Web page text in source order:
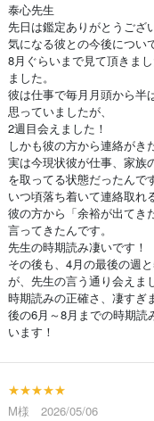
泰心先生
先日は鑑定ありがとうござ
気になる彼との今後につい
8月ぐらいまで見て頂きま
ました。
彼は仕事で毎月月頭から半
思っていましたが、
2週目会えました！
しかも彼の方から連絡がき
実は今現状彼が仕事、家族
を取ってる状態だったんです
いつ頃落ち着いて連絡取れ
彼の方から「余裕が出てき
言ってきたんです。
先生の時期読み凄いです！
その後も、4月の最後の週
が、先生の言う通り会えま
時期読みの正確さ、凄すぎ
後の6月～8月までの時期読
います！
★★★★★
M様 2026/05/06